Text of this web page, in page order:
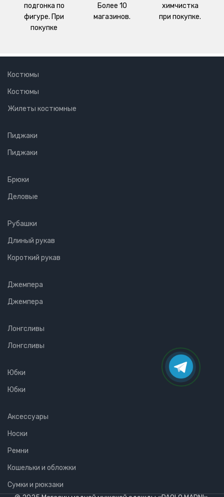
подгонка по
фигуре. При
покупке
Более 10
магазинов.
химчистка
при покупке.
Костюмы
Костюмы
Жилеты костюмные
Пиджаки
Пиджаки
Брюки
Деловые
Рубашки
Длиный рукав
Короткий рукав
Джемпера
Джемпера
Лонгсливы
Лонгсливы
Юбки
Юбки
Аксессуары
Носки
Ремни
Кошельки и обложки
Сумки и рюкзаки